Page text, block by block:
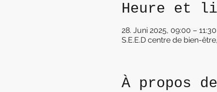
Heure et
28. Juni 2025, 09:00 – 11:30
S.E.E.D centre de bien-
À propos